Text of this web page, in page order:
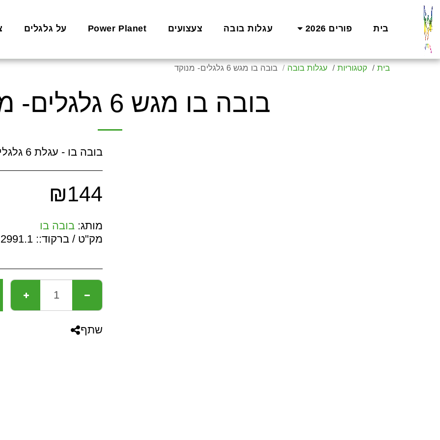
בית פורים 2026 עגלות בובה צעצועים Power Planet על גלגלים
בית קטגוריות עגלות בובה בובה בו מגש 6 גלגלים- מנוקד
בובה בו מגש 6 גלגלים- מנוקד
בובה בו - עגלת 6 גלגלים עם מגש בצבע מנוקד
₪144
מותג: בובה בו
מק"ט / ברקוד:: 2991.1
שתף